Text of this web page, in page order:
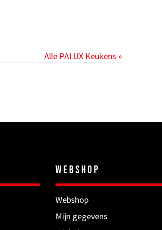
Alle PALUX Keukens »
WEBSHOP
Webshop
Mijn gegevens